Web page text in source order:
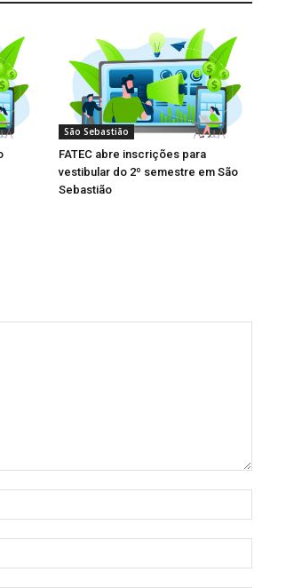
São Sebastião
FATEC abre inscrições para
vestibular do 2º semestre em São
Sebastião